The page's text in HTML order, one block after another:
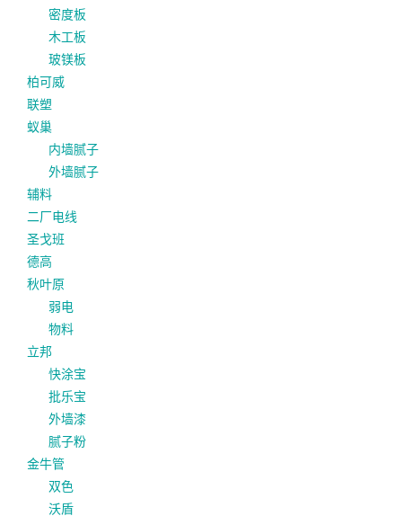
密度板
木工板
玻镁板
柏可威
联塑
蚁巢
内墙腻子
外墙腻子
辅料
二厂电线
圣戈班
德高
秋叶原
弱电
物料
立邦
快涂宝
批乐宝
外墙漆
腻子粉
金牛管
双色
沃盾